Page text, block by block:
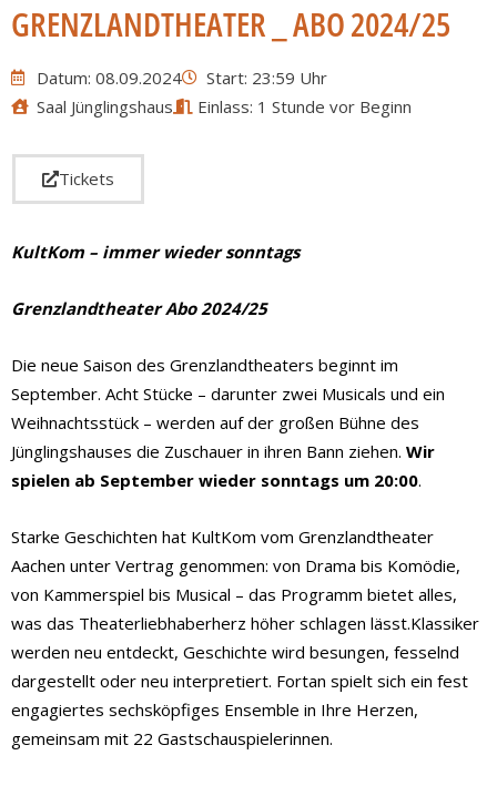
GRENZLANDTHEATER _ ABO 2024/25
Datum: 08.09.2024
Start: 23:59 Uhr
Saal Jünglingshaus
Einlass: 1 Stunde vor Beginn
Tickets
KultKom – immer wieder sonntags
Grenzlandtheater Abo 2024/25
Die neue Saison des Grenzlandtheaters beginnt im
September. Acht Stücke – darunter zwei Musicals und ein
Weihnachtsstück – werden auf der großen Bühne des
Jünglingshauses die Zuschauer in ihren Bann ziehen. Wir
spielen ab September wieder sonntags um 20:00.
Starke Geschichten hat KultKom vom Grenzlandtheater
Aachen unter Vertrag genommen: von Drama bis Komödie,
von Kammerspiel bis Musical – das Programm bietet alles,
was das Theaterliebhaberherz höher schlagen lässt.Klassiker
werden neu entdeckt, Geschichte wird besungen, fesselnd
dargestellt oder neu interpretiert. Fortan spielt sich ein fest
engagiertes sechsköpfiges Ensemble in Ihre Herzen,
gemeinsam mit 22 Gastschauspielerinnen.